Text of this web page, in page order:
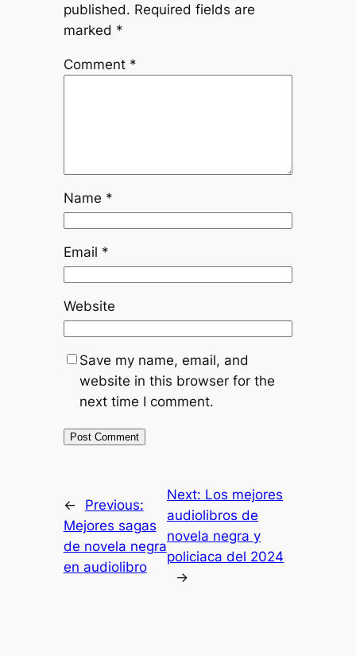
published. Required fields are
marked *
Comment *
Name *
Email *
Website
Save my name, email, and
website in this browser for the
next time I comment.
←
Previous:
Mejores sagas
de novela negra
en audiolibro
Next: Los mejores
audiolibros de
novela negra y
policiaca del 2024
→